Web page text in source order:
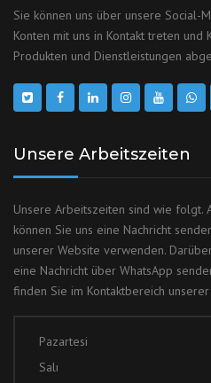
Sie können uns über unsere Social-
Konten mit uns in Kontakt treten und
Produkten und Dienstleistungen
Unsere Arbeitszeiten
Unsere Arbeitszeiten sind wie folgt.
können Sie uns eine Nachricht
unserer Website verwenden.
eine Nachricht über WhatsApp
finden Sie im Kontaktbereich
Pazartesi
Salı